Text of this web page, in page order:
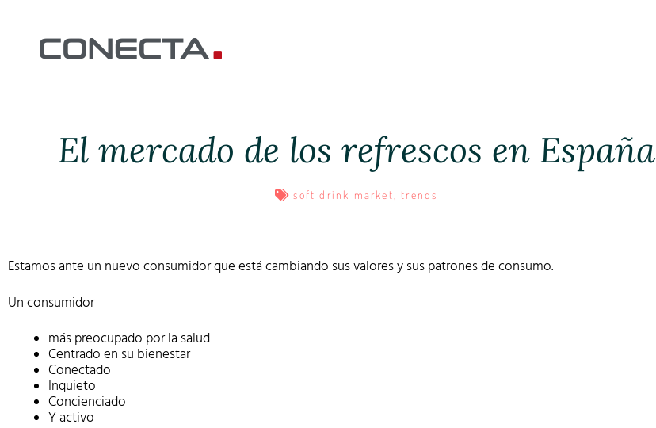
El mercado de los refrescos en España
soft drink market trends
Estamos ante un nuevo consumidor que está cambiando sus valores y sus patrones de consumo.
Un consumidor
más preocupado por la salud
Centrado en su bienestar
Conectado
Inquieto
Concienciado
Y activo